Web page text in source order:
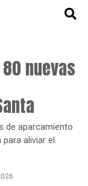
nuevas
de aparcamiento
aliviar el